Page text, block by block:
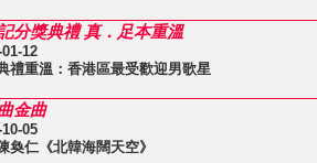
分獎典禮 真．足本重溫
12
禮重溫：香港區最受歡迎男歌星
金曲
05
奐仁《北韓海闊天空》